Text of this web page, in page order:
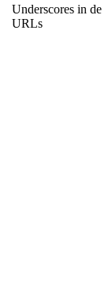
Underscores in de
URLs